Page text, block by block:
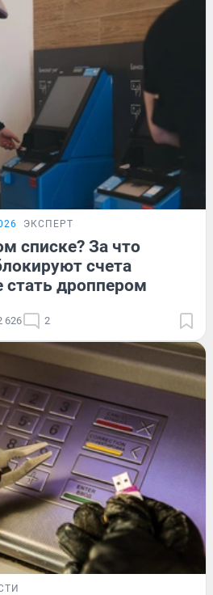
ЭКСПЕРТ
списке? За что
счета
стать дроппером
626 2